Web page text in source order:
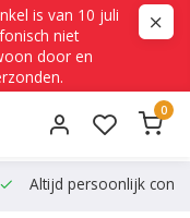
is van 10 juli
niet
door en
0
Altijd persoonlijk